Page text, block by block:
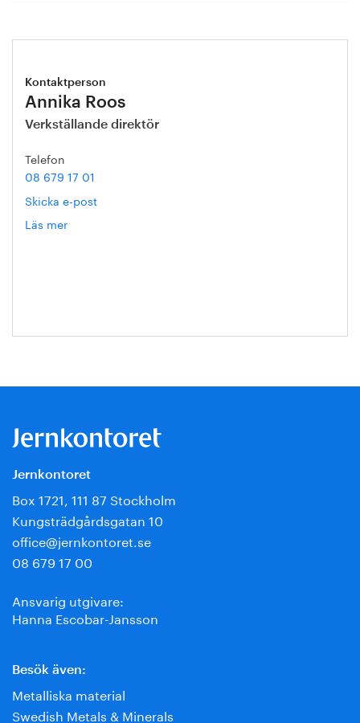
Kontaktperson
Annika Roos
Verkställande direktör
Telefon
08 679 17 01
Skicka e-post
Läs mer
Jernkontoret
Box 1721, 111 87 Stockholm
Kungsträdgårdsgatan 10
office@jernkontoret.se
08 679 17 00
Ansvarig utgivare:
Hanna Escobar-Jansson
Besök även:
Metalliska material
Swedish Metals & Minerals